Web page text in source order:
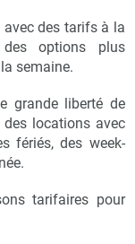
des tarifs à la
options plus
semaine.
grande liberté de
locations avec
fériés, des week-
tarifaires pour